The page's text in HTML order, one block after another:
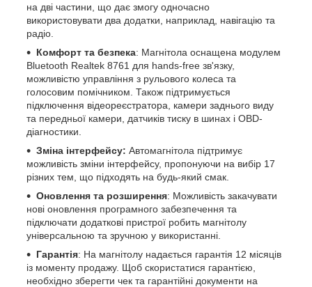
на дві частини, що дає змогу одночасно
використовувати два додатки, наприклад, навігацію та
радіо.
Комфорт та безпека: Магнітола оснащена модулем
Bluetooth Realtek 8761 для hands-free зв'язку,
можливістю управління з рульового колеса та
голосовим помічником. Також підтримується
підключення відеореєстратора, камери заднього виду
та передньої камери, датчиків тиску в шинах і OBD-
діагностики.
Зміна інтерфейсу: Автомагнітола підтримує
можливість зміни інтерфейсу, пропонуючи на вибір 17
різних тем, що підходять на будь-який смак.
Оновлення та розширення: Можливість закачувати
нові оновлення програмного забезпечення та
підключати додаткові пристрої робить магнітолу
універсальною та зручною у використанні.
Гарантія: На магнітолу надається гарантія 12 місяців
із моменту продажу. Щоб скористатися гарантією,
необхідно зберегти чек та гарантійні документи на